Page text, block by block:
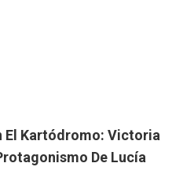
El Kartódromo: Victoria
De Lucía